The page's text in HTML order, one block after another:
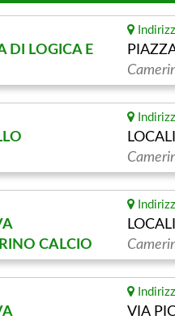
DI LOGICA E
CALCIO
VIA